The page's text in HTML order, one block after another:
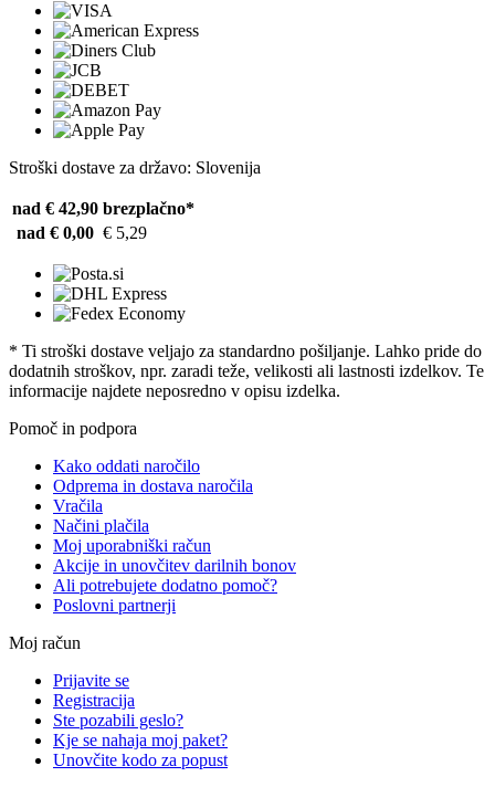
Stroški dostave za državo: Slovenija
nad € 42,90 brezplačno*
nad € 0,00 € 5,29
* Ti stroški dostave veljajo za standardno pošiljanje. Lahko pride do
dodatnih stroškov, npr. zaradi teže, velikosti ali lastnosti izdelkov. Te
informacije najdete neposredno v opisu izdelka.
Pomoč in podpora
Kako oddati naročilo
Odprema in dostava naročila
Vračila
Načini plačila
Moj uporabniški račun
Akcije in unovčitev darilnih bonov
Ali potrebujete dodatno pomoč?
Poslovni partnerji
Moj račun
Prijavite se
Registracija
Ste pozabili geslo?
Kje se nahaja moj paket?
Unovčite kodo za popust